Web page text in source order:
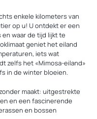
enkele kilometers van
op u! U ontdekt er een
waar de tijd lijkt te
geniet het eiland
iets wat
zelfs het «Mimosa-eiland»
in de winter bloeien.
maakt: uitgestrekte
en een fascinerende
en bossen